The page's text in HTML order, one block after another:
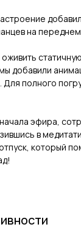
на
добавили
Для полного
эфира,
в
который